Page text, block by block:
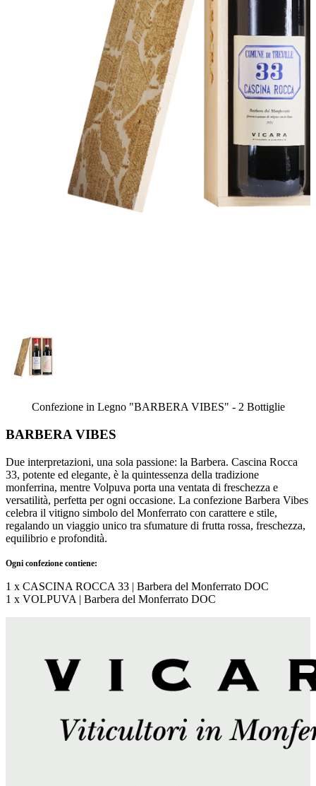
Confezione in Legno "BARBERA VIBES" - 2 Bottiglie
BARBERA VIBES
Due interpretazioni, una sola passione: la Barbera. Cascina Rocca
33, potente ed elegante, è la quintessenza della tradizione
monferrina, mentre Volpuva porta una ventata di freschezza e
versatilità, perfetta per ogni occasione. La confezione Barbera Vibes
celebra il vitigno simbolo del Monferrato con carattere e stile,
regalando un viaggio unico tra sfumature di frutta rossa, freschezza,
equilibrio e profondità.
Ogni confezione contiene:
1 x CASCINA ROCCA 33 | Barbera del Monferrato DOC
1 x VOLPUVA | Barbera del Monferrato DOC